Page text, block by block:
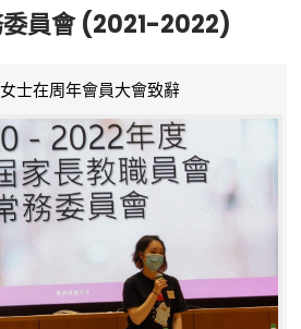
委員會 (2021-2022)
士在周年會員大會致辭